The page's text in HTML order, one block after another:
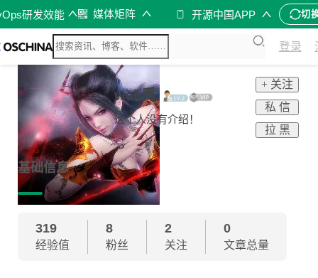
研发效能 媒体矩阵 开源中国APP 切
登录
web秀
这个人没有介绍！
+ 关注
私 信
拉 黑
基础信息
319
经验值
8
粉丝
2
关注
0
文章总量